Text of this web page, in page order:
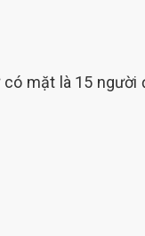
mặt là 15 người